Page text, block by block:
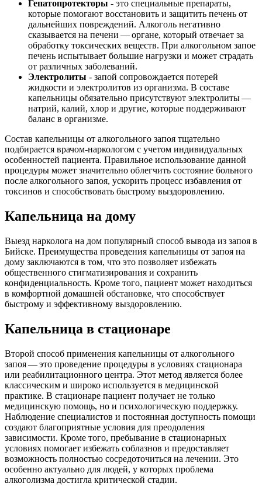
Гепатопротекторы - это специальные препараты,
которые помогают восстановить и защитить печень от
дальнейших повреждений. Алкоголь негативно
сказывается на печени — органе, который отвечает за
обработку токсических веществ. При алкогольном запое
печень испытывает большие нагрузки и может страдать
от различных заболеваний.
Электролиты - запой сопровождается потерей
жидкости и электролитов из организма. В составе
капельницы обязательно присутствуют электролиты —
натрий, калий, хлор и другие, которые поддерживают
баланс в организме.
Состав капельницы от алкогольного запоя тщательно
подбирается врачом-наркологом с учетом индивидуальных
особенностей пациента. Правильное использование данной
процедуры может значительно облегчить состояние больного
после алкогольного запоя, ускорить процесс избавления от
токсинов и способствовать быстрому выздоровлению.
Капельница на дому
Выезд нарколога на дом популярный способ вывода из запоя в
Бийске. Преимущества проведения капельницы от запоя на
дому заключаются в том, что это позволяет избежать
общественного стигматизирования и сохранить
конфиденциальность. Кроме того, пациент может находиться
в комфортной домашней обстановке, что способствует
быстрому и эффективному выздоровлению.
Капельница в стационаре
Второй способ применения капельницы от алкогольного
запоя — это проведение процедуры в условиях стационара
или реабилитационного центра. Этот метод является более
классическим и широко используется в медицинской
практике. В стационаре пациент получает не только
медицинскую помощь, но и психологическую поддержку.
Наблюдение специалистов и постоянная доступность помощи
создают благоприятные условия для преодоления
зависимости. Кроме того, пребывание в стационарных
условиях помогает избежать соблазнов и предоставляет
возможность полностью сосредоточиться на лечении. Это
особенно актуально для людей, у которых проблема
алкоголизма достигла критической стадии.